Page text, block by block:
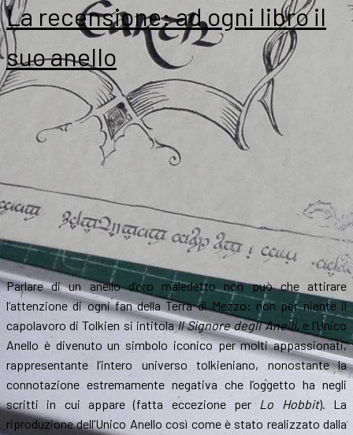
La recensione: ad ogni libro il
suo anello
Parlare di un anello d’oro maledetto non può che attirare
l’attenzione di ogni fan della Terra di Mezzo: non per niente il
capolavoro di Tolkien si intitolaIl Signore degli Anelli, e l’Unico
Anello è divenuto un simbolo iconico per molti appassionati,
rappresentante l’intero universo tolkieniano, nonostante la
connotazione estremamente negativa che l’oggetto ha negli
scritti in cui appare (fatta eccezione per Lo Hobbit). La
riproduzione dell’Unico Anello così come è stato realizzato dalla